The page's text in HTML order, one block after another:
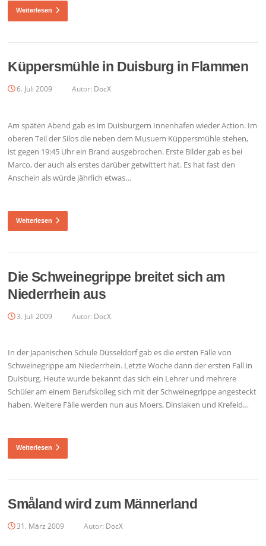
Weiterlesen
Küppersmühle in Duisburg in Flammen
6. Juli 2009 Autor: DocX
Am späten Abend gab es im Duisburgern Innenhafen wieder Action. Im
oberen Teil der Silos die neben dem Musuem Küppersmühle stehen,
ist gegen 19:45 Uhr ein Brand ausgebrochen. Erste Bilder gab es bei
Marco, der auch als erstes darüber getwittert hat. Es hat fast den
Anschein als würde jährlich etwas…
Weiterlesen
Die Schweinegrippe breitet sich am
Niederrhein aus
3. Juli 2009 Autor: DocX
In der Japanischen Schule Düsseldorf gab es die ersten Fälle von
Schweinegrippe am Niederrhein. Letzte Woche dann der ersten Fall in
Duisburg. Heute wurde bekannt das sich ein Lehrer und mehrere
Schüler am einem Berufskolleg sich mit der Schweinegrippe angesteckt
haben. Weitere Fälle werden nun aus Moers, Dinslaken und Krefeld…
Weiterlesen
Småland wird zum Männerland
31. März 2009 Autor: DocX